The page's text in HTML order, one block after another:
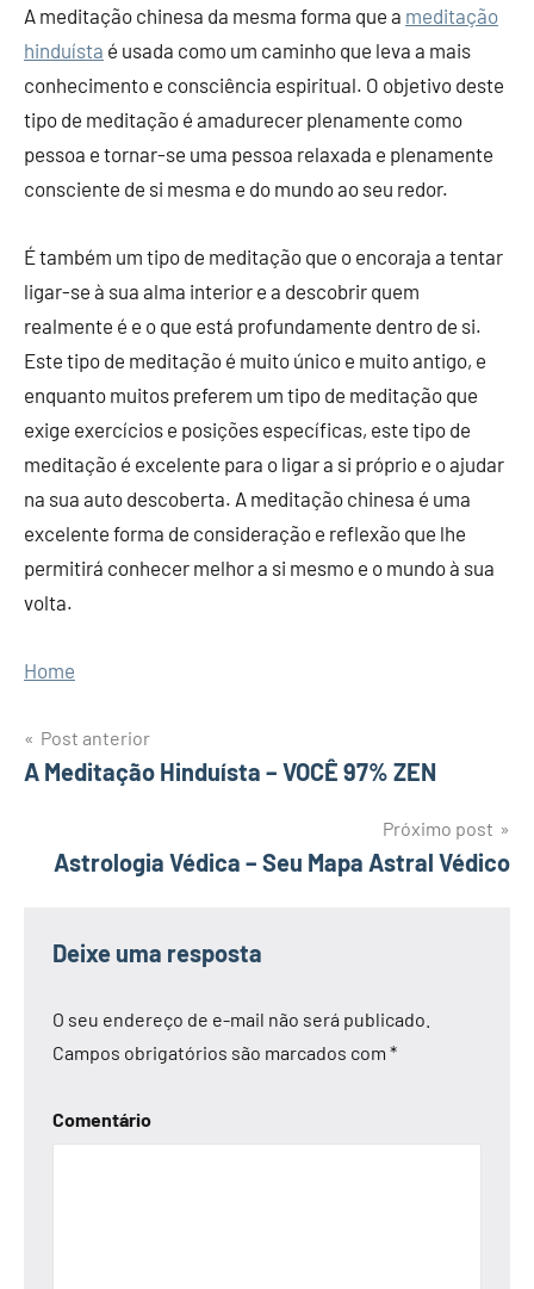
A meditação chinesa da mesma forma que a meditação
hinduísta é usada como um caminho que leva a mais
conhecimento e consciência espiritual. O objetivo deste
tipo de meditação é amadurecer plenamente como
pessoa e tornar-se uma pessoa relaxada e plenamente
consciente de si mesma e do mundo ao seu redor.
É também um tipo de meditação que o encoraja a tentar
ligar-se à sua alma interior e a descobrir quem
realmente é e o que está profundamente dentro de si.
Este tipo de meditação é muito único e muito antigo, e
enquanto muitos preferem um tipo de meditação que
exige exercícios e posições específicas, este tipo de
meditação é excelente para o ligar a si próprio e o ajudar
na sua auto descoberta. A meditação chinesa é uma
excelente forma de consideração e reflexão que lhe
permitirá conhecer melhor a si mesmo e o mundo à sua
volta.
Home
Navegação
Post
Post anterior
A Meditação Hinduísta – VOCÊ 97% ZEN
Próximo post
Astrologia Védica – Seu Mapa Astral Védico
Deixe uma resposta
O seu endereço de e-mail não será publicado.
Campos obrigatórios são marcados com *
Comentário